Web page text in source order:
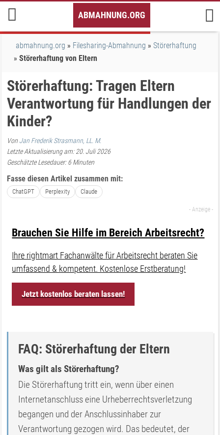
Inhalt
springen
ABMAHNUNG.ORG
abmahnung.org Filesharing-Abmahnung
Störerhaftung
Störerhaftung von Eltern
Störerhaftung: Tragen Eltern
Verantwortung für Handlungen der
Kinder?
Von Jan Frederik Strasmann, LL. M.
Letzte Aktualisierung am: 20. Juli 2026
Geschätzte Lesedauer: 6 Minuten
Fasse diesen Artikel zusammen mit:
ChatGPT Perplexity Claude
Brauchen Sie Hilfe im Bereich Arbeitsrecht?
Ihre rightmart Fachanwälte für Arbeitsrecht beraten Sie
umfassend & kompetent. Kostenlose Erstberatung!
Jetzt kostenlos beraten lassen!
FAQ: Störerhaftung der Eltern
Was gilt als Störerhaftung?
Die Störerhaftung tritt ein, wenn über einen
Internetanschluss eine Urheberrechtsverletzung
begangen und der Anschlussinhaber zur
Verantwortung gezogen wird. Das bedeutet, der